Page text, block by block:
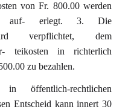
von Fr. 800.00 werden
auf- erlegt. 3. Die
verpflichtet, dem
teikosten in richterlich
zu bezahlen.
rechtlichen
Entscheid kann innert 30